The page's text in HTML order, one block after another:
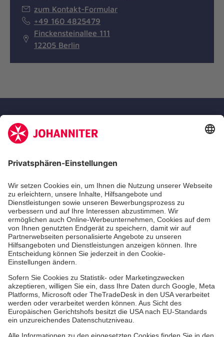
zum Kontakt-Formular
+49 160 4825479
Finckensteinallee 111
12205 Berlin
Die Johanniter GmbH ist Mitglied des
Kununu Top Company 2026
Datenschutzerklärung
Impressum